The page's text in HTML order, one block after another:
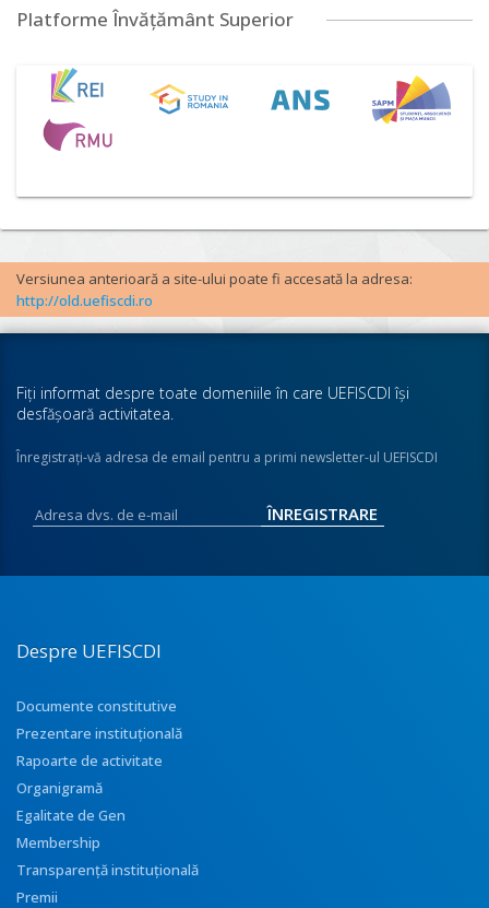
Platforme Învățământ Superior
Versiunea anterioară a site-ului poate fi accesată la adresa:
http://old.uefiscdi.ro
Fiţi informat despre toate domeniile în care UEFISCDI îşi
desfăşoară activitatea.
Înregistraţi-vă adresa de email pentru a primi newsletter-ul UEFISCDI
Despre UEFISCDI
Documente constitutive
Prezentare instituţională
Rapoarte de activitate
Organigramă
Egalitate de Gen
Membership
Transparenţă instituţională
Premii